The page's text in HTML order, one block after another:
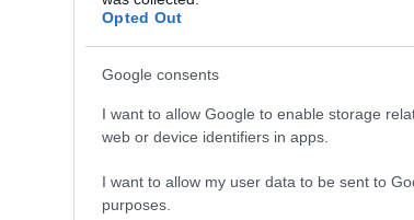
Opted Out
Google consents
I want to allow Google to enable storage
web or device identifiers in apps.
I want to allow my user data to be sent to
purposes.
gyanús zajokra vagy szagokra, különösen,
mozgást az új balatoni kardioösvény (X)
nyílt Balatonalmádiban.